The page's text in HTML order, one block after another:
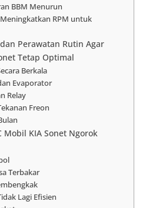
BBM Menurun
RPM untuk
Perawatan Rutin Agar
Tetap Optimal
Berkala
Evaporator
Relay
Freon
Mobil KIA Sonet Ngorok
Terbakar
Lagi Efisien